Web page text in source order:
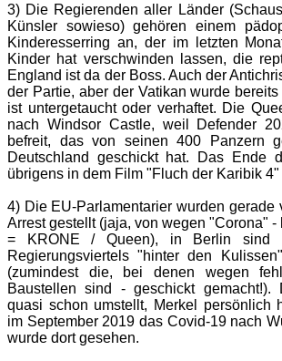
3) Die Regierenden aller Länder
Künsler sowieso) gehören einem
Kinderesserring an, der im letzten
Kinder hat verschwinden lassen, die
England ist da der Boss. Auch der
der Partie, aber der Vatikan wurde
ist untergetaucht oder verhaftet. Die
nach Windsor Castle, weil Defender
befreit, das von seinen 400 Panzern
Deutschland geschickt hat. Das Ende
übrigens in dem Film "Fluch der Karibik
4) Die EU-Parlamentarier wurden gerade
Arrest gestellt (jaja, von wegen "Corona"
= KRONE / Queen), in Berlin sind
Regierungsviertels "hinter den
(zumindest die, bei denen wegen
Baustellen sind - geschickt gemacht!).
quasi schon umstellt, Merkel persönlich
im September 2019 das Covid-19 nach
wurde dort gesehen.